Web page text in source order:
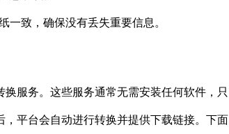
一致，确保没有丢失重要信息。
服务。这些服务通常无需安装任何软件，只
平台会自动进行转换并提供下载链接。下面